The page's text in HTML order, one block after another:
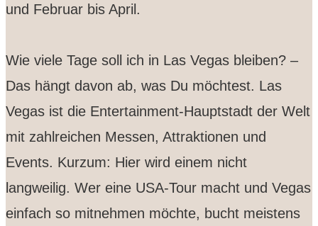
und Februar bis April.
Wie viele Tage soll ich in Las Vegas bleiben? –
Das hängt davon ab, was Du möchtest. Las
Vegas ist die Entertainment-Hauptstadt der Welt
mit zahlreichen Messen, Attraktionen und
Events. Kurzum: Hier wird einem nicht
langweilig. Wer eine USA-Tour macht und Vegas
einfach so mitnehmen möchte, bucht meistens